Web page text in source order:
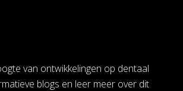
van ontwikkelingen op dentaal
blogs en leer meer over dit